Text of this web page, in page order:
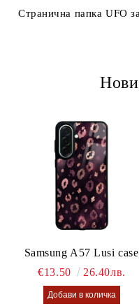
Странична папка UFO
Samsung A57 Lusi case
€13.50
26.40лв.